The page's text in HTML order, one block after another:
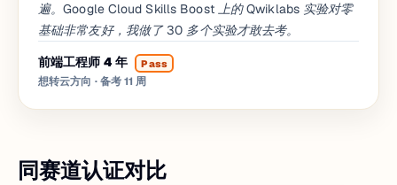
遍。Google Cloud Skills Boost 上的 Qwiklabs 实验对零
基础非常友好，我做了 30 多个实验才敢去考。
前端工程师 4 年
Pass
想转云方向 · 备考 11 周
同赛道认证对比